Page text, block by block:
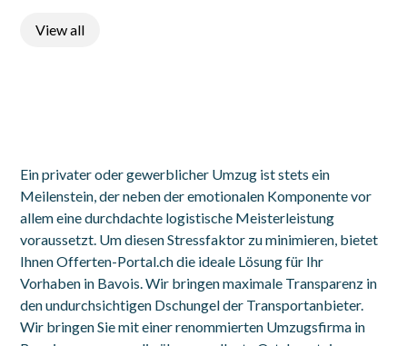
View all
Ein privater oder gewerblicher Umzug ist stets ein
Meilenstein, der neben der emotionalen Komponente vor
allem eine durchdachte logistische Meisterleistung
voraussetzt. Um diesen Stressfaktor zu minimieren, bietet
Ihnen Offerten-Portal.ch die ideale Lösung für Ihr
Vorhaben in Bavois. Wir bringen maximale Transparenz in
den undurchsichtigen Dschungel der Transportanbieter.
Wir bringen Sie mit einer renommierten Umzugsfirma in